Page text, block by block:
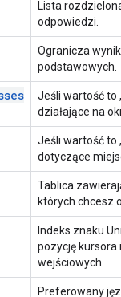
Lista
odpowiedzi.
Ogranicza
podstawowych.
Jeśli wartość to
działające na
Jeśli wartość to
dotyczące
Tablica
których chcesz
Indeks znaku
pozycję kursora
wejściowych.
Preferowany